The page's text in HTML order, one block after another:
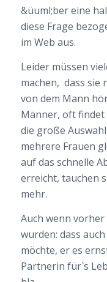
&üuml;ber eine
diese Frage
im Web aus.
Leider müssen
machen, dass sie
von dem Mann
Männer, oft findet
die große
mehrere Frauen
auf das schnelle
erreicht, tauchen
mehr.
Auch wenn
wurden: dass
möchte, er es
Partnerin für`s